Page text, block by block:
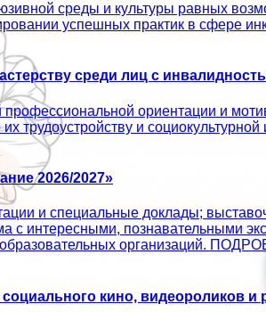
среды и культуры равных
успешных практик в
среди лиц с
ориентации и
их трудоустройству и
2026/2027»
и специальные доклады;
с интересными, познавательными
образовательных организаций.
кино, видеороликов и